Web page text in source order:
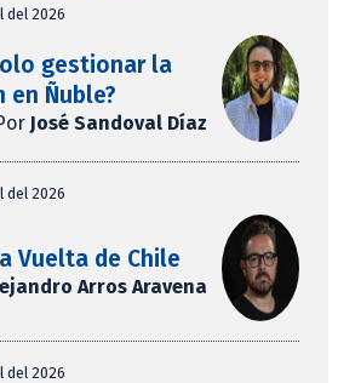
del 2026
gestionar la
en Ñuble?
José Sandoval Díaz
del 2026
Vuelta de Chile
Arros Aravena
del 2026